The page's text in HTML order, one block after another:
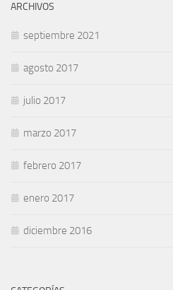
ARCHIVOS
septiembre 2021
agosto 2017
julio 2017
marzo 2017
febrero 2017
enero 2017
diciembre 2016